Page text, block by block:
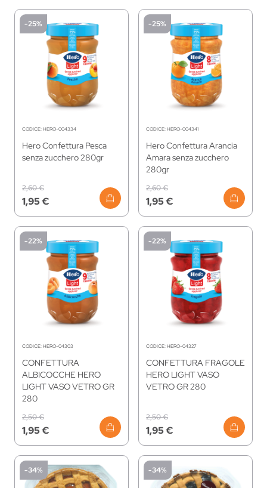
-25%
CODICE: HERO-004334
Hero Confettura Pesca
senza zucchero 280gr
1,95 €
2,60 €
-25%
CODICE: HERO-004341
Hero Confettura Arancia
Amara senza zucchero
280gr
1,95 €
2,60 €
-22%
CODICE: HERO-04303
CONFETTURA
ALBICOCCHE HERO
LIGHT VASO VETRO GR
280
1,95 €
2,50 €
-22%
CODICE: HERO-04327
CONFETTURA FRAGOLE
HERO LIGHT VASO
VETRO GR 280
1,95 €
2,50 €
-34% -34%